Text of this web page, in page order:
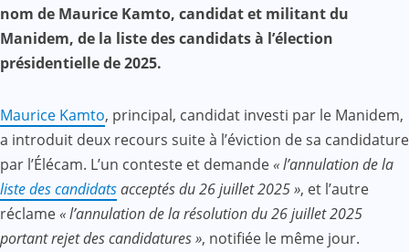
nom de Maurice Kamto, candidat et militant du
Manidem, de la liste des candidats à l’élection
présidentielle de 2025.
Maurice Kamto, principal, candidat investi par le Manidem,
a introduit deux recours suite à l’éviction de sa candidature
par l’Élécam. L’un conteste et demande« l’annulation de la
liste des candidatsacceptés du 26 juillet 2025 », et l’autre
réclame« l’annulation de la résolution du 26 juillet 2025
portant rejet des candidatures », notifiée le même jour.